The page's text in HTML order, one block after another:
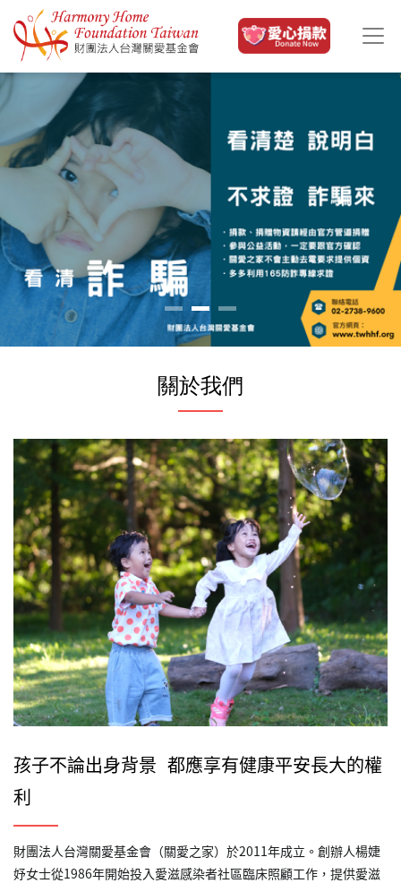
移至主內容
關於我們
孩子不論出身背景 都應享有健康平安長大的權
利
財團法人台灣關愛基金會（關愛之家）於2011年成立。創辦人楊婕
妤女士從1986年開始投入愛滋感染者社區臨床照顧工作，提供愛滋